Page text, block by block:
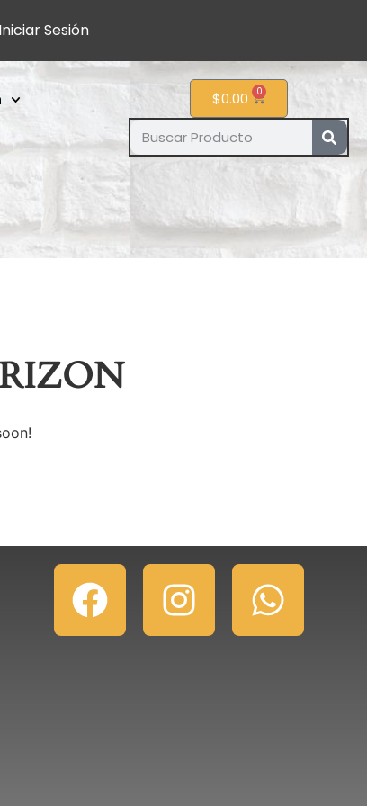
Iniciar Sesión
$0.00 0